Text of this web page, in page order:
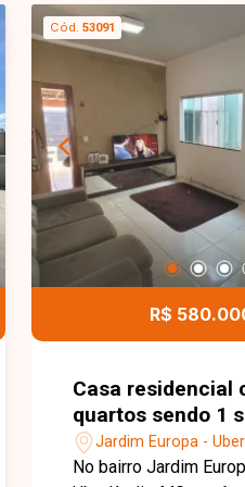
Cód. 53091
R$
Casa residencial
quartos sendo 1
disponível para
Jardim Europa
Jardim Europa -
No bairro Jardim